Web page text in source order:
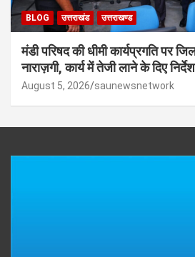
BLOG उत्तराखंड उत्तराखण्ड
मंडी परिषद की धीमी कार्यप्रगति पर
नाराज़गी, कार्य में तेजी लाने के दिए निर्देश
August 5, 2026 saunewsnetwork